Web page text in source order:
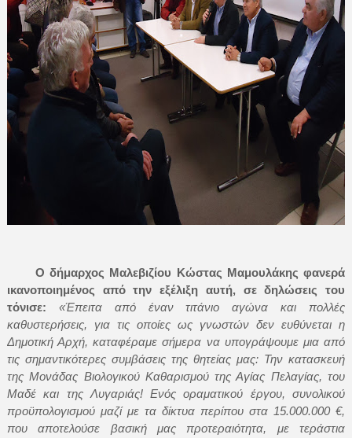
Ο δήμαρχος Μαλεβιζίου Κώστας Μαμουλάκης φανερά
ικανοποιημένος από την εξέλιξη αυτή, σε δηλώσεις του
τόνισε:
«Έπειτα από έναν τιτάνιο αγώνα και πολλές
καθυστερήσεις, για τις οποίες ως γνωστών δεν ευθύνεται η
Δημοτική Αρχή, καταφέραμε σήμερα να υπογράψουμε μια από
τις σημαντικότερες συμβάσεις της θητείας μας: Την κατασκευή
της Μονάδας Βιολογικού Καθαρισμού της Αγίας Πελαγίας, του
Μαδέ και της Λυγαριάς! Ενός οραματικού έργου, συνολικού
προϋπολογισμού μαζί με τα δίκτυα περίπου στα 15.000.000 €,
που αποτελούσε βασική μας προτεραιότητα, με τεράστια